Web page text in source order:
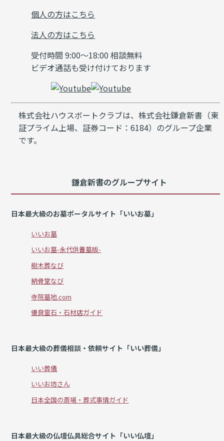
個人の方はこちら
法人の方はこちら
受付時間 9:00～18:00 相談無料
ビデオ通話も受け付けております
株式会社ハウスボートクラブは、株式会社鎌倉新書（東
証プライム上場、証券コード：6184）のグループ企業
です。
鎌倉新書のグループサイト
日本最大級のお墓ポータルサイト「いいお墓」
いいお墓
いいお墓-永代供養墓版-
樹木葬なび
納骨堂なび
寺院墓地.com
優良霊石・石材店ガイド
日本最大級の葬儀相談・依頼サイト「いい葬儀」
いい葬儀
いいお坊さん
日本全国の斎場・葬式事情ガイド
日本最大級の仏壇仏具総合サイト「いい仏壇」